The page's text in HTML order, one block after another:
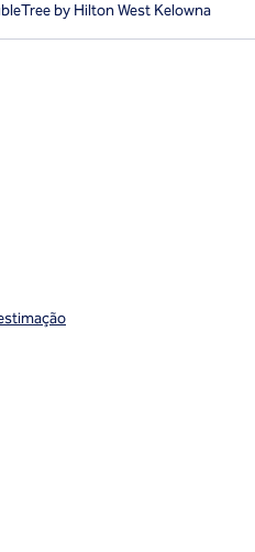
by Hilton West Kelowna